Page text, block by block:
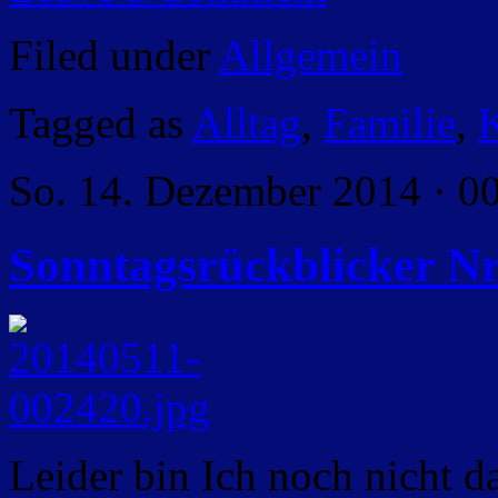
Filed under Allgemein
Tagged as Alltag, Familie,
So. 14. Dezember 2014 ·
Sonntagsrückblicker
Leider bin Ich noch nicht